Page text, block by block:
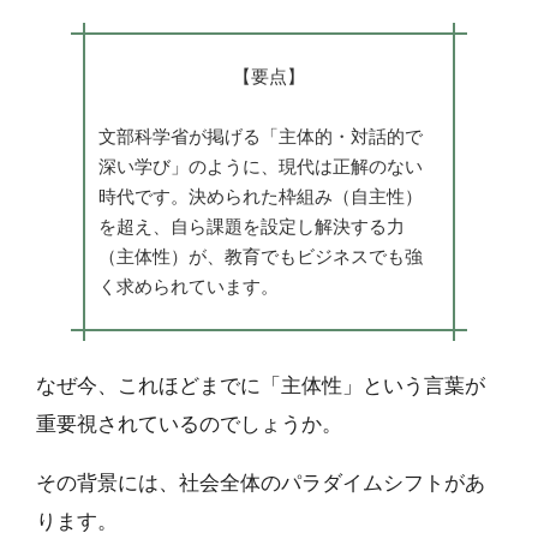
【要点】
文部科学省が掲げる「主体的・対話的で
深い学び」のように、現代は正解のない
時代です。決められた枠組み（自主性）
を超え、自ら課題を設定し解決する力
（主体性）が、教育でもビジネスでも強
く求められています。
なぜ今、これほどまでに「主体性」という言葉が
重要視されているのでしょうか。
その背景には、社会全体のパラダイムシフトがあ
ります。